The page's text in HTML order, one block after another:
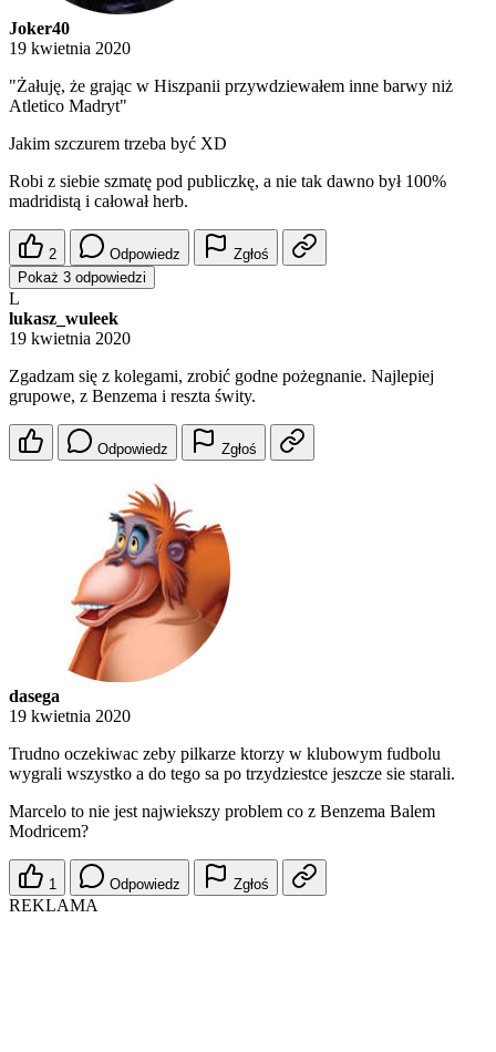
Joker40
19 kwietnia 2020
"Żałuję, że grając w Hiszpanii przywdziewałem inne barwy niż
Atletico Madryt"
Jakim szczurem trzeba być XD
Robi z siebie szmatę pod publiczkę, a nie tak dawno był 100%
madridistą i całował herb.
2 Odpowiedz
Zgłoś
Pokaż 3 odpowiedzi
L
lukasz_wuleek
19 kwietnia 2020
Zgadzam się z kolegami, zrobić godne pożegnanie. Najlepiej
grupowe, z Benzema i reszta świty.
Odpowiedz Zgłoś
dasega
19 kwietnia 2020
Trudno oczekiwac zeby pilkarze ktorzy w klubowym fudbolu
wygrali wszystko a do tego sa po trzydziestce jeszcze sie starali.
Marcelo to nie jest najwiekszy problem co z Benzema Balem
Modricem?
1 Odpowiedz Zgłoś
REKLAMA